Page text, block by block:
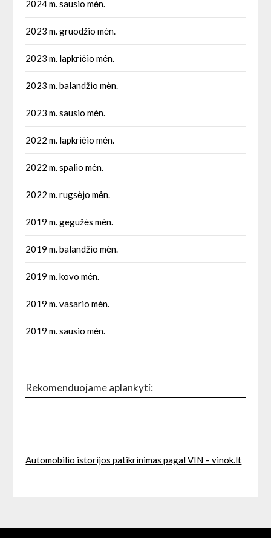
2024 m. sausio mėn.
2023 m. gruodžio mėn.
2023 m. lapkričio mėn.
2023 m. balandžio mėn.
2023 m. sausio mėn.
2022 m. lapkričio mėn.
2022 m. spalio mėn.
2022 m. rugsėjo mėn.
2019 m. gegužės mėn.
2019 m. balandžio mėn.
2019 m. kovo mėn.
2019 m. vasario mėn.
2019 m. sausio mėn.
Rekomenduojame aplankyti:
Automobilio istorijos patikrinimas pagal VIN – vinok.lt